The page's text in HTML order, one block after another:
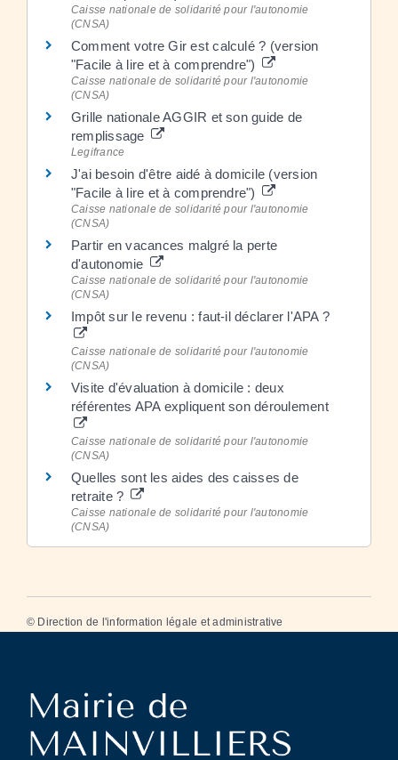
Caisse nationale de solidarité pour l'autonomie
(CNSA)
Comment votre Gir est calculé ? (version
"Facile à lire et à comprendre")
Caisse nationale de solidarité pour l'autonomie
(CNSA)
Grille nationale AGGIR et son guide de
remplissage
Legifrance
J'ai besoin d'être aidé à domicile (version
"Facile à lire et à comprendre")
Caisse nationale de solidarité pour l'autonomie
(CNSA)
Partir en vacances malgré la perte
d'autonomie
Caisse nationale de solidarité pour l'autonomie
(CNSA)
Impôt sur le revenu : faut-il déclarer l'APA ?
Caisse nationale de solidarité pour l'autonomie
(CNSA)
Visite d'évaluation à domicile : deux
référentes APA expliquent son déroulement
Caisse nationale de solidarité pour l'autonomie
(CNSA)
Quelles sont les aides des caisses de
retraite ?
Caisse nationale de solidarité pour l'autonomie
(CNSA)
© Direction de l'information légale et administrative